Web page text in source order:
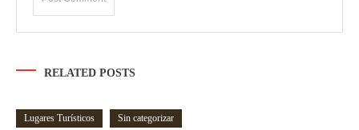
RELATED POSTS
Lugares Turísticos Sin categorizar